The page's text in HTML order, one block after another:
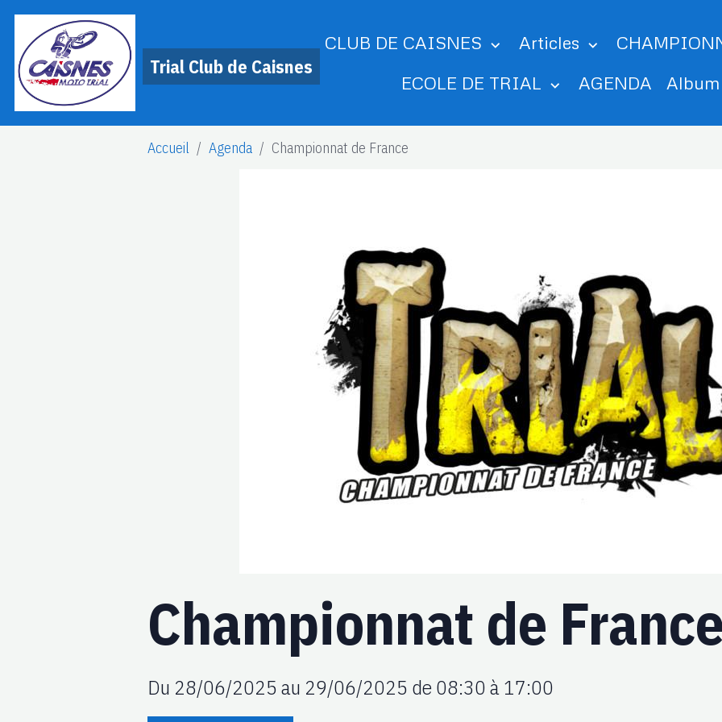
Trial Club de Caisnes
CLUB DE CAISNES Articles
ECOLE DE TRIAL
AGENDA
Accueil Agenda Championnat de France
Championnat de
Du 28/06/2025au 29/06/2025 de 08:30à 17:00